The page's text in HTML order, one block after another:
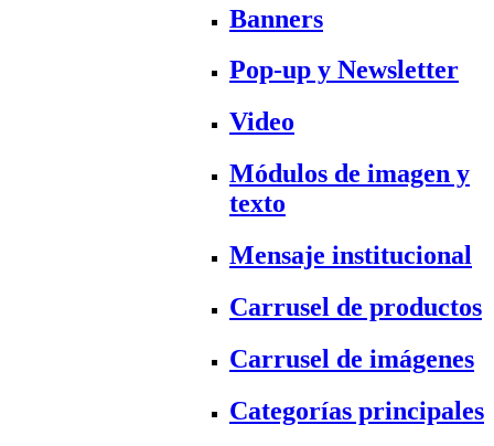
Banners
Pop-up y Newsletter
Video
Módulos de imagen y
texto
Mensaje institucional
Carrusel de productos
Carrusel de imágenes
Categorías principales